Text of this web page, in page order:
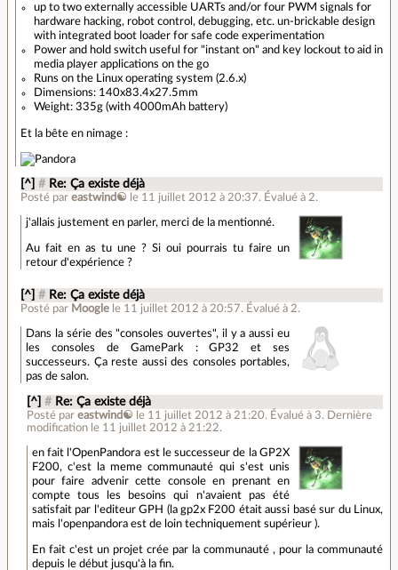
up to two externally accessible UARTs and/or four PWM signals for
hardware hacking, robot control, debugging, etc. un-brickable design
with integrated boot loader for safe code experimentation
Power and hold switch useful for "instant on" and key lockout to aid in
media player applications on the go
Runs on the Linux operating system (2.6.x)
Dimensions: 140x83.4x27.5mm
Weight: 335g (with 4000mAh battery)
Et la bête en nimage :
[^] # Re: Ça existe déjà
Posté pareastwind☯ le 11 juillet 2012 à 20:37. Évalué à 2.
j'allais justement en parler, merci de la mentionné.
Au fait en as tu une ? Si oui pourrais tu faire un
retour d'expérience ?
[^] # Re: Ça existe déjà
Posté par Moogle le 11 juillet 2012 à 20:57. Évalué à 2.
Dans la série des "consoles ouvertes", il y a aussi eu
les consoles de GamePark : GP32 et ses
successeurs. Ça reste aussi des consoles portables,
pas de salon.
[^] # Re: Ça existe déjà
Posté par eastwind☯ le 11 juillet 2012 à 21:20. Évalué à 3. Dernière
modification le 11 juillet 2012 à 21:22.
en fait l'OpenPandora est le successeur de la GP2X
F200, c'est la meme communauté qui s'est unis
pour faire advenir cette console en prenant en
compte tous les besoins qui n'avaient pas été
satisfait par l'editeur GPH (la gp2x F200 était aussi basé sur du Linux,
mais l'openpandora est de loin techniquement supérieur ).
En fait c'est un projet crée par la communauté , pour la communauté
depuis le début jusqu'à la fin.